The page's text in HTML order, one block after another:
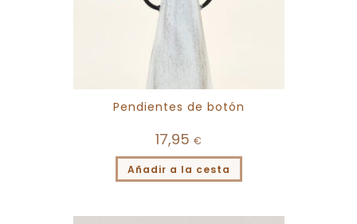
Pendientes de botón
17,95 €
Añadir a la cesta